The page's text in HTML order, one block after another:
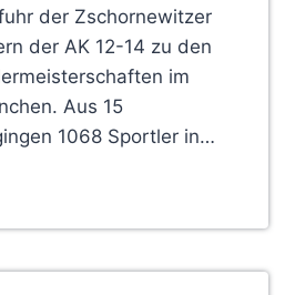
der Zschornewitzer
der AK 12-14 zu den
im
Aus 15
1068 Sportler in…